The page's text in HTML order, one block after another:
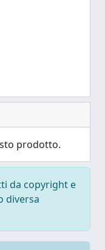
prodotto.
da copyright e
diversa